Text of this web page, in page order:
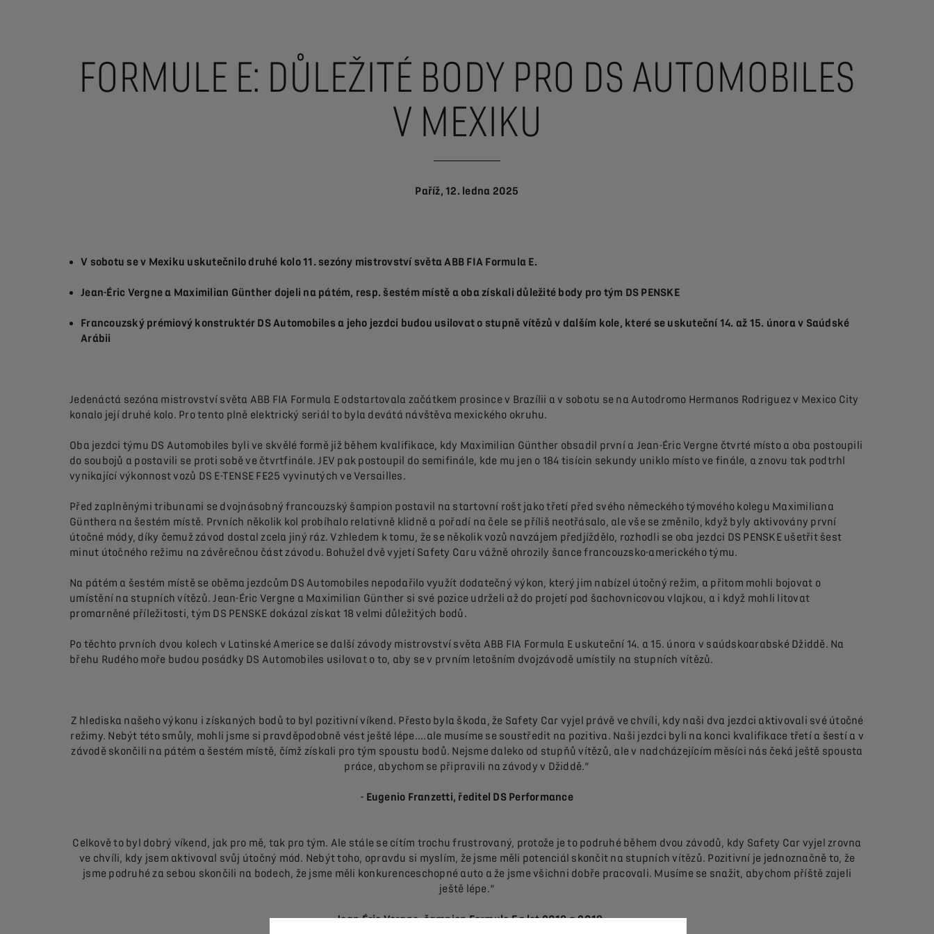
FORMULE E: DŮLEŽITÉ BODY PRO DS AUTOMOBILES
V MEXIKU
Paříž, 12. ledna 2025
V sobotu se v Mexiku uskutečnilo druhé kolo 11. sezóny mistrovství světa ABB FIA Formula E.
Jean-Éric Vergne a Maximilian Günther dojeli na pátém, resp. šestém místě a oba získali důležité body pro tým DS PENSKE
Francouzský prémiový konstruktér DS Automobiles a jeho jezdci budou usilovat o stupně vítězů v dalším kole, které se uskuteční 14. až 15. února v Saúdské
Arábii
Jedenáctá sezóna mistrovství světa ABB FIA Formula E odstartovala začátkem prosince v Brazílii a v sobotu se na Autodromo Hermanos Rodriguez v Mexico City
konalo její druhé kolo. Pro tento plně elektrický seriál to byla devátá návštěva mexického okruhu.
Oba jezdci týmu DS Automobiles byli ve skvělé formě již během kvalifikace, kdy Maximilian Günther obsadil první a Jean-Éric Vergne čtvrté místo a oba postoupili
do soubojů a postavili se proti sobě ve čtvrtfinále. JEV pak postoupil do semifinále, kde mu jen o 184 tisícin sekundy uniklo místo ve finále, a znovu tak podtrhl
vynikající výkonnost vozů DS E-TENSE FE25 vyvinutých ve Versailles.
Před zaplněnými tribunami se dvojnásobný francouzský šampion postavil na startovní rošt jako třetí před svého německého týmového kolegu Maximiliana
Günthera na šestém místě. Prvních několik kol probíhalo relativně klidně a pořadí na čele se příliš neotřásalo, ale vše se změnilo, když byly aktivovány první
útočné módy, díky čemuž závod dostal zcela jiný ráz. Vzhledem k tomu, že se několik vozů navzájem předjíždělo, rozhodli se oba jezdci DS PENSKE ušetřit šest
minut útočného režimu na závěrečnou část závodu. Bohužel dvě vyjetí Safety Caru vážně ohrozily šance francouzsko-amerického týmu.
Na pátém a šestém místě se oběma jezdcům DS Automobiles nepodařilo využít dodatečný výkon, který jim nabízel útočný režim, a přitom mohli bojovat o
umístění na stupních vítězů. Jean-Éric Vergne a Maximilian Günther si své pozice udrželi až do projetí pod šachovnicovou vlajkou, a i když mohli litovat
promarněné příležitosti, tým DS PENSKE dokázal získat 18 velmi důležitých bodů.
Po těchto prvních dvou kolech v Latinské Americe se další závody mistrovství světa ABB FIA Formula E uskuteční 14. a 15. února v saúdskoarabské Džiddě. Na
břehu Rudého moře budou posádky DS Automobiles usilovat o to, aby se v prvním letošním dvojzávodě umístily na stupních vítězů.
Z hlediska našeho výkonu i získaných bodů to byl pozitivní víkend. Přesto byla škoda, že Safety Car vyjel právě ve chvíli, kdy naši dva jezdci aktivovali své útočné
režimy. Nebýt této smůly, mohli jsme si pravděpodobně vést ještě lépe....ale musíme se soustředit na pozitiva. Naši jezdci byli na konci kvalifikace třetí a šestí a v
závodě skončili na pátém a šestém místě, čímž získali pro tým spoustu bodů. Nejsme daleko od stupňů vítězů, ale v nadcházejícím měsíci nás čeká ještě spousta
práce, abychom se připravili na závody v Džiddě.“
- Eugenio Franzetti, ředitel DS Performance
Celkově to byl dobrý víkend, jak pro mě, tak pro tým. Ale stále se cítím trochu frustrovaný, protože je to podruhé během dvou závodů, kdy Safety Car vyjel zrovna
ve chvíli, kdy jsem aktivoval svůj útočný mód. Nebýt toho, opravdu si myslím, že jsme měli potenciál skončit na stupních vítězů. Pozitivní je jednoznačně to, že
jsme podruhé za sebou skončili na bodech, že jsme měli konkurenceschopné auto a že jsme všichni dobře pracovali. Musíme se snažit, abychom příště zajeli
ještě lépe.“
- Jean-Éric Vergne, šampion Formule E z let 2018 a 2019